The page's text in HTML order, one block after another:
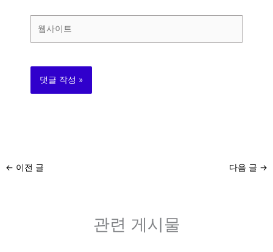
*
← 이전 글 다음 글 →
관련 게시물